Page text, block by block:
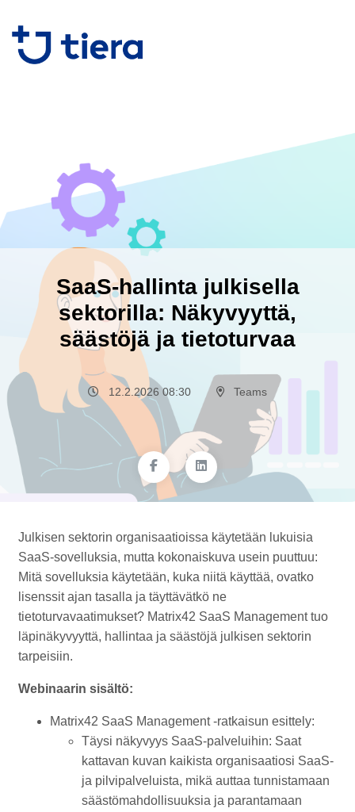
SaaS-hallinta julkisella
sektorilla: Näkyvyyttä,
säästöjä ja tietoturvaa
12.2.2026 08:30 Teams
Julkisen sektorin organisaatioissa käytetään lukuisia
SaaS-sovelluksia, mutta kokonaiskuva usein puuttuu:
Mitä sovelluksia käytetään, kuka niitä käyttää, ovatko
lisenssit ajan tasalla ja täyttävätkö ne
tietoturvavaatimukset? Matrix42 SaaS Management tuo
läpinäkyvyyttä, hallintaa ja säästöjä julkisen sektorin
tarpeisiin.
Webinaarin sisältö:
Matrix42 SaaS Management -ratkaisun esittely:
Täysi näkyvyys SaaS-palveluihin: Saat
kattavan kuvan kaikista organisaatiosi SaaS-
ja pilvipalveluista, mikä auttaa tunnistamaan
säästömahdollisuuksia ja parantamaan